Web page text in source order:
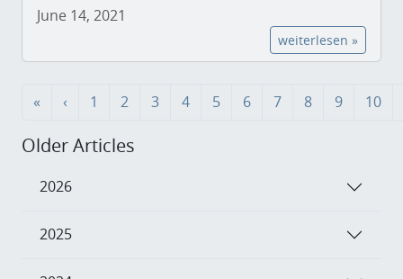
June 14, 2021
weiterlesen »
« ‹ 1 2 3 4 5 6 7 8 9 10
Older Articles
2026
2025